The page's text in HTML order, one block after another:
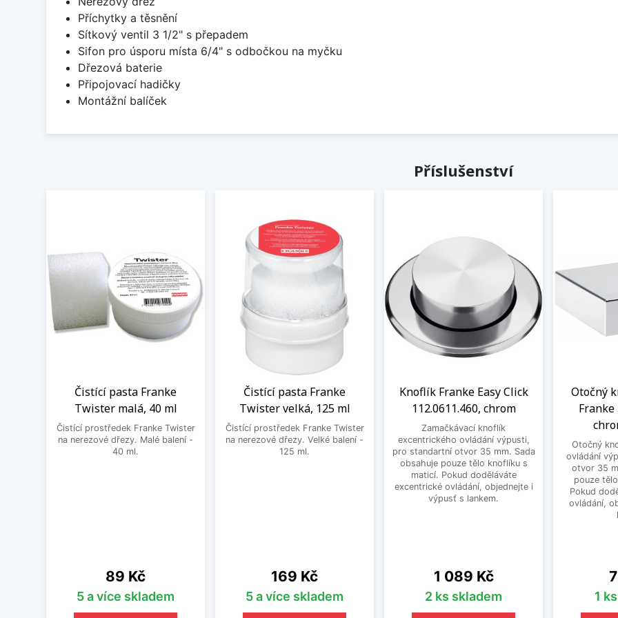
Příchytky a těsnění
Sítkový ventil 3 1/2" s přepadem
Sifon pro úsporu místa 6/4" s odbočkou na myčku
Dřezová baterie
Připojovací hadičky
Montážní balíček
Příslušenství
Čistící pasta Franke
Twister malá, 40 ml
Čistící prostředek Franke Twister
na nerezové dřezy. Malé balení -
40 ml.
Cena
89 Kč
5 a více skladem
Čistící pasta Franke
Twister velká, 125 ml
Čistící prostředek Franke Twister
na nerezové dřezy. Velké balení -
125 ml.
Cena
169 Kč
5 a více skladem
Knoflík Franke Easy Click
112.0611.460, chrom
Zamačkávací knoflík
excentrického ovládání výpusti,
pro standartní otvor 35 mm. Sada
obsahuje pouze tělo knoflíku s
maticí. Pokud doděláváte
excentrické ovládání, objednejte i
výpusť s lankem.
Cena
1 089 Kč
2 ks skladem
Otočný
Franke
Otočný
ovládání
otvor 35
pouze
Pokud
ovládání,
1